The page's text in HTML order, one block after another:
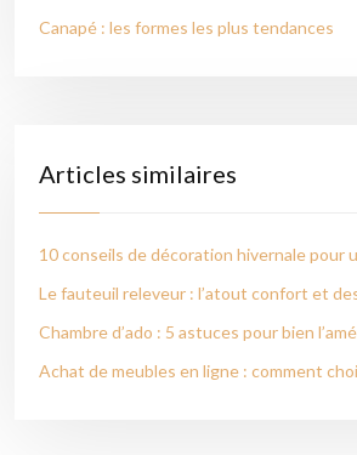
Canapé : les formes les plus tendances
Articles similaires
10 conseils de décoration hivernale pour
Le fauteuil releveur : l’atout confort et
Chambre d’ado : 5 astuces pour bien
Achat de meubles en ligne : comment